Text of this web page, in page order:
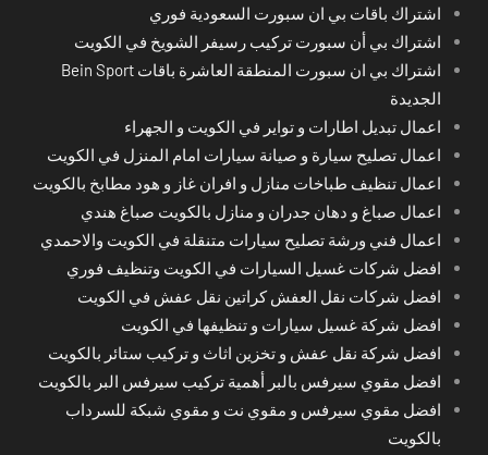
اشتراك باقات بي ان سبورت السعودية فوري
اشتراك بي أن سبورت تركيب رسيفر الشويخ في الكويت
اشتراك بي ان سبورت المنطقة العاشرة باقات Bein Sport
الجديدة
اعمال تبديل اطارات و تواير في الكويت و الجهراء
اعمال تصليح سيارة و صيانة سيارات امام المنزل في الكويت
اعمال تنظيف طباخات منازل و افران غاز و هود مطابخ بالكويت
اعمال صباغ و دهان جدران و منازل بالكويت صباغ هندي
اعمال فني ورشة تصليح سيارات متنقلة في الكويت والاحمدي
افضل شركات غسيل السيارات في الكويت وتنظيف فوري
افضل شركات نقل العفش كراتين نقل عفش في الكويت
افضل شركة غسيل سيارات و تنظيفها في الكويت
افضل شركة نقل عفش و تخزين اثاث و تركيب ستائر بالكويت
افضل مقوي سيرفس بالبر أهمية تركيب سيرفس البر بالكويت
افضل مقوي سيرفس و مقوي نت و مقوي شبكة للسرداب
بالكويت